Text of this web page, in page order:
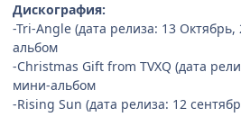
Дискография:
-Tri-Angle (дата релиза: 13 Октябрь,
альбом
-Christmas Gift from TVXQ (дата
мини-альбом
-Rising Sun (дата релиза: 12